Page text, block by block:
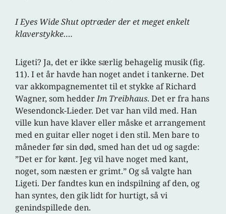
I Eyes Wide Shut optræder der et meget enkelt
klaverstykke….
Ligeti? Ja, det er ikke særlig behagelig musik (fig.
11). I et år havde han noget andet i tankerne. Det
var akkompagnementet til et stykke af Richard
Wagner, som hedderIm Treibhaus. Det er fra hans
Wesendonck-Lieder. Det var han vild med. Han
ville kun have klaver eller måske et arrangement
med en guitar eller noget i den stil. Men bare to
måneder før sin død, smed han det ud og sagde:
”Det er for kønt. Jeg vil have noget med kant,
noget, som næsten er grimt.” Og så valgte han
Ligeti. Der fandtes kun en indspilning af den, og
han syntes, den gik lidt for hurtigt, så vi
genindspillede den.